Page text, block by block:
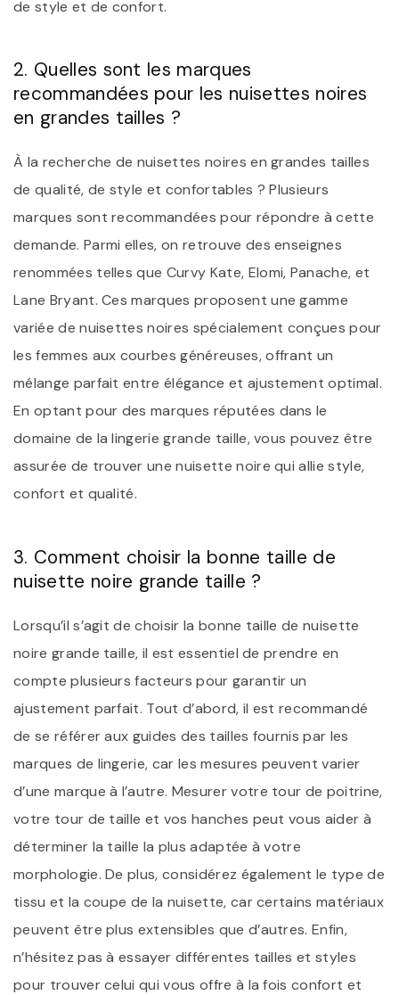
de style et de confort.
2. Quelles sont les marques
recommandées pour les nuisettes noires
en grandes tailles ?
À la recherche de nuisettes noires en grandes tailles
de qualité, de style et confortables ? Plusieurs
marques sont recommandées pour répondre à cette
demande. Parmi elles, on retrouve des enseignes
renommées telles que Curvy Kate, Elomi, Panache, et
Lane Bryant. Ces marques proposent une gamme
variée de nuisettes noires spécialement conçues pour
les femmes aux courbes généreuses, offrant un
mélange parfait entre élégance et ajustement optimal.
En optant pour des marques réputées dans le
domaine de la lingerie grande taille, vous pouvez être
assurée de trouver une nuisette noire qui allie style,
confort et qualité.
3. Comment choisir la bonne taille de
nuisette noire grande taille ?
Lorsqu’il s’agit de choisir la bonne taille de nuisette
noire grande taille, il est essentiel de prendre en
compte plusieurs facteurs pour garantir un
ajustement parfait. Tout d’abord, il est recommandé
de se référer aux guides des tailles fournis par les
marques de lingerie, car les mesures peuvent varier
d’une marque à l’autre. Mesurer votre tour de poitrine,
votre tour de taille et vos hanches peut vous aider à
déterminer la taille la plus adaptée à votre
morphologie. De plus, considérez également le type de
tissu et la coupe de la nuisette, car certains matériaux
peuvent être plus extensibles que d’autres. Enfin,
n’hésitez pas à essayer différentes tailles et styles
pour trouver celui qui vous offre à la fois confort et